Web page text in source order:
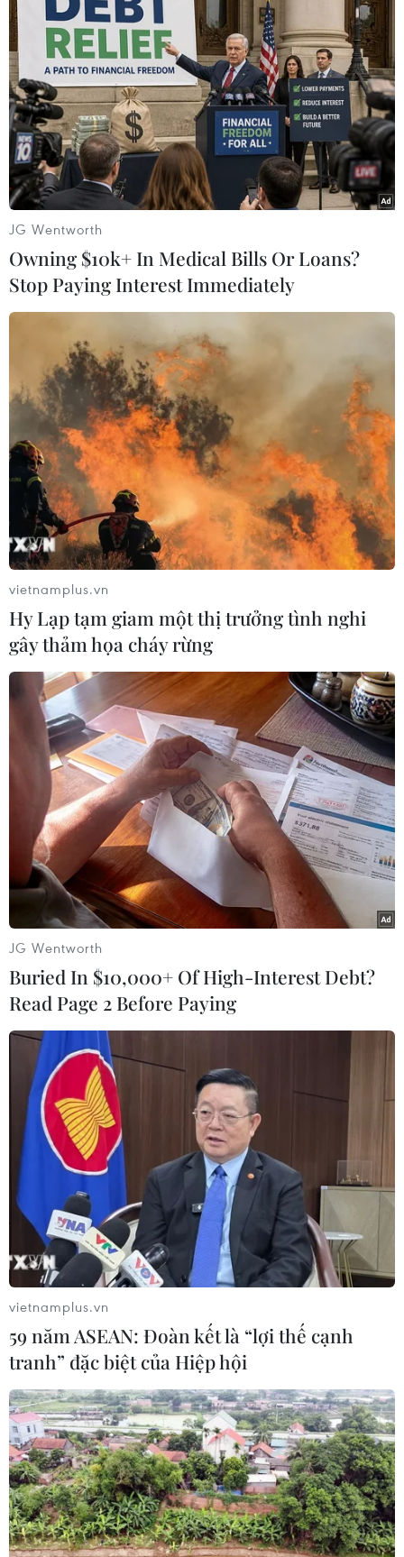
Báo quốc tế đưa tin về chuyến thăm Việt
Nam của Tổng thống Hoa Kỳ
23/05/2016 15:07
Hàng loạt tờ báo lớn của Đức và hãng tin ANSA của
Italy đăng bài viết về chuyến thăm Việt Nam của Tổng
thống Hoa Kỳ Barack Obama với tuyên bố "lịch sử" về
dỡ bỏ cấm vận vũ khí với Việt Nam.
Tổng thống Mỹ Obama bắt đầu chuyến
công du nước ngoài cuối cùng
15/11/2016 02:48
Tối 14/11, Tổng thống Mỹ Barack Obama bắt đầu công
du châu Âu và tham dự hội nghị thượng đỉnh Diễn đàn
Hợp tác kinh tế châu Á-Thái Bình Dương (APEC) tại Peru.
Tổng thống Mỹ có chuyến công du
nước ngoài cuối cùng
15/11/2016 08:09
Điểm đến cuối cùng của Tổng thống Obama trong
chuyến công du lần này sẽ là Peru để tham dự hội nghị
thượng đỉnh Diễn đàn Hợp tác Kinh tế châu Á, Thái Bình
Dương APEC.
Ông Obama công du châu Âu trước khi
chuyển giao quyền lực
15/11/2016 12:26
JG Wentworth
Owning $10k+ In Medical Bills Or Loans?
Stop Paying Interest Immediately
vietnamplus.vn
Hy Lạp tạm giam một thị trưởng tình nghi
gây thảm họa cháy rừng
JG Wentworth
Buried In $10,000+ Of High-Interest Debt?
Read Page 2 Before Paying
vietnamplus.vn
59 năm ASEAN: Đoàn kết là “lợi thế cạnh
tranh” đặc biệt của Hiệp hội